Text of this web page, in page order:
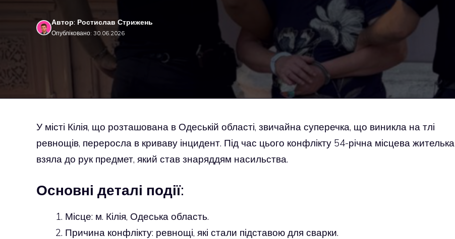
Автор: Ростислав Стрижень
Опубліковано: 30.06.2026
У місті Кілія, що розташована в Одеській області, звичайна суперечка, що виникла на тлі
ревнощів, переросла в криваву інцидент. Під час цього конфлікту 54-річна місцева жителька
взяла до рук предмет, який став знаряддям насильства.
Основні деталі події:
Місце: м. Кілія, Одеська область.
Причина конфлікту: ревнощі, які стали підставою для сварки.